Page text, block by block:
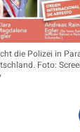
die Polizei in
Foto: